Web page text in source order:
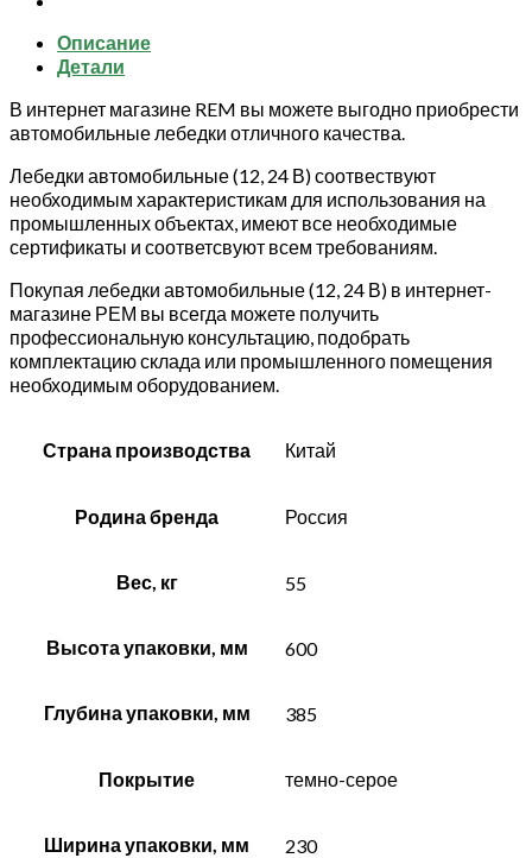
28
м
Описание
Детали
В интернет магазине REM вы можете выгодно приобрести
автомобильные лебедки отличного качества.
Лебедки автомобильные (12, 24 В) соотвествуют
необходимым характеристикам для использования на
промышленных объектах, имеют все необходимые
сертификаты и соответсвуют всем требованиям.
Покупая лебедки автомобильные (12, 24 В) в интернет-
магазине РЕМ вы всегда можете получить
профессиональную консультацию, подобрать
комплектацию склада или промышленного помещения
необходимым оборудованием.
Страна производства Китай
Родина бренда Россия
Вес, кг 55
Высота упаковки, мм 600
Глубина упаковки, мм 385
Покрытие темно-серое
Ширина упаковки, мм 230